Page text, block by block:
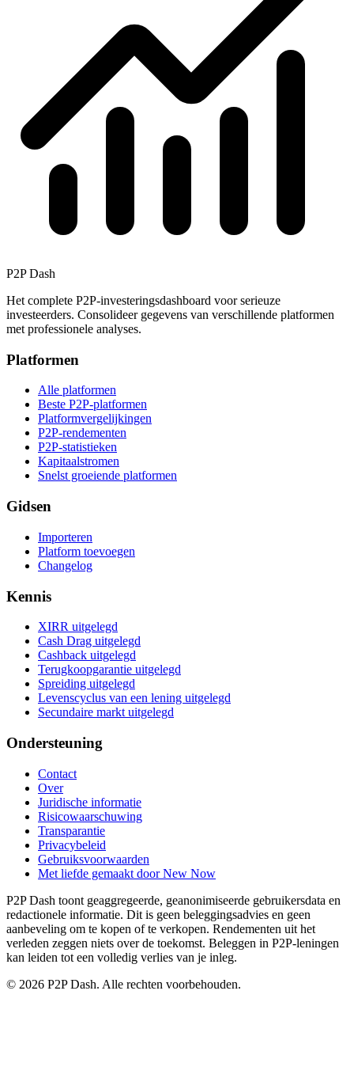
P2P Dash
Het complete P2P-investeringsdashboard voor serieuze
investeerders. Consolideer gegevens van verschillende platformen
met professionele analyses.
Platformen
Alle platformen
Beste P2P-platformen
Platformvergelijkingen
P2P-rendementen
P2P-statistieken
Kapitaalstromen
Snelst groeiende platformen
Gidsen
Importeren
Platform toevoegen
Changelog
Kennis
XIRR uitgelegd
Cash Drag uitgelegd
Cashback uitgelegd
Terugkoopgarantie uitgelegd
Spreiding uitgelegd
Levenscyclus van een lening uitgelegd
Secundaire markt uitgelegd
Ondersteuning
Contact
Over
Juridische informatie
Risicowaarschuwing
Transparantie
Privacybeleid
Gebruiksvoorwaarden
Met liefde gemaakt door New Now
P2P Dash toont geaggregeerde, geanonimiseerde gebruikersdata en
redactionele informatie. Dit is geen beleggingsadvies en geen
aanbeveling om te kopen of te verkopen. Rendementen uit het
verleden zeggen niets over de toekomst. Beleggen in P2P-leningen
kan leiden tot een volledig verlies van je inleg.
© 2026 P2P Dash. Alle rechten voorbehouden.